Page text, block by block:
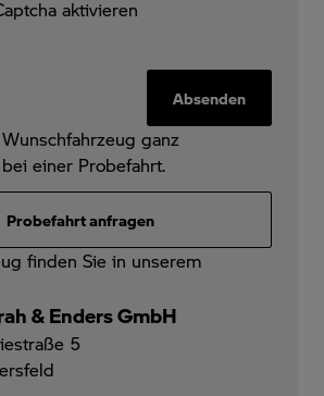
aktivieren
Absenden
ganz
einer Probefahrt.
Probefahrt anfragen
finden Sie in unserem
& Enders GmbH
5